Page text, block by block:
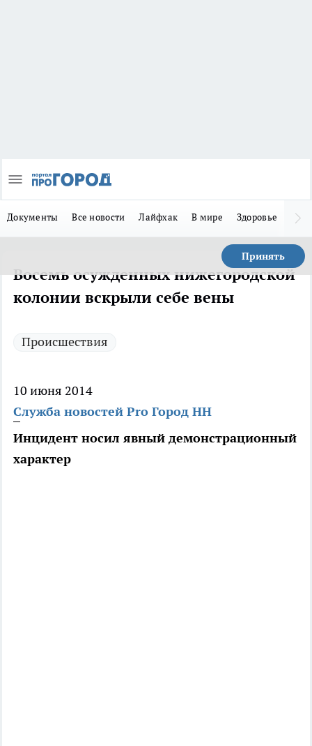
Документы Все новости Лайфхак В мире Здоровье
Принять
Восемь осужденных нижегородской
колонии вскрыли себе вены
Происшествия
10 июня 2014
Служба новостей Pro Город НН
Инцидент носил явный демонстрационный
характер